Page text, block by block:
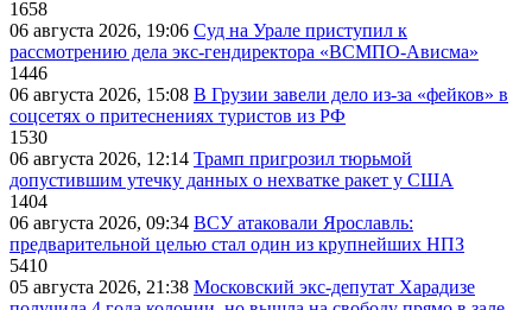
1658
06 августа 2026, 19:06 Суд на Урале приступил к
рассмотрению дела экс-гендиректора «ВСМПО-Ависма»
1446
06 августа 2026, 15:08 В Грузии завели дело из-за «фейков» в
соцсетях о притеснениях туристов из РФ
1530
06 августа 2026, 12:14 Трамп пригрозил тюрьмой
допустившим утечку данных о нехватке ракет у США
1404
06 августа 2026, 09:34 ВСУ атаковали Ярославль:
предварительной целью стал один из крупнейших НПЗ
5410
05 августа 2026, 21:38 Московский экс-депутат Харадизе